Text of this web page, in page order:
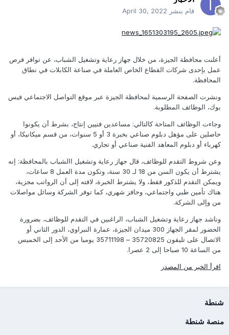
قام بنشر April 30, 2022
أعلنت محافظة الجيزة، من خلال جهاز رعاية وتشغيل الشباب، عن توافر فرص
عمل بإحدى شركات القطاع الخاص العاملة في صناعة الكابلات في نطاق
المحافظة.
ونشرت الصفحة الرسمية لمحافظة الجيزة عبر موقع التواصل الاجتماعي فيس
بوك، الوظائف المطلوبة.
وجاءت الوظائف المتاحة كالتالي: مساعدين فنيين إنتاج، بشرط أن يكونوا
حاصلين على مؤهل دبلوم صناعي بخبرة 3 أو 5 سنوات، من قسم ميكانيكا، أو
كهرباء أو دبلوم المعاهد الفنية صناعي أو تجاري.
وعن شروط التقدم للوظائف، قال جهاز رعاية وتشغيل االشباب بالمحافظة: إنه
يشترط أن يكون السن من 18 لـ 30 سنة، وتكون مدة العمل 8 ساعات،
ويمكن التقدم للذكور فقط، ولا يشترط الخبرة، لافته إلى أن الرواتب مجزية،
هناك تأمين طبي واجتماعي، وحافز شهري، كما توفر الشركة وسائل مواصلات
من وإلى الشركة.
وناشد جهاز رعاية وتشغيل الشباب، الراغبين في التقدم للوظائف، بضرورة
الحضور لمقر الجهاز 300 ميدان الجيزة، عمارة النبراوي، الدور الثاني أو
الاتصال على تليفون 35720825 – 35711198 يوميا من الأحد إلى الخميس
من الساعة 10 صباحا إلى 2 عصرا.
اقرأ الخبر من المصدر
شنطة
منصة شنطة